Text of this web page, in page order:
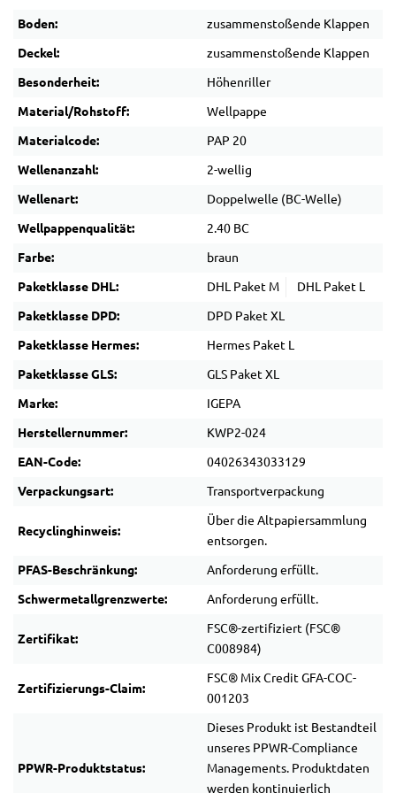
Boden: zusammenstoßende Klappen
Deckel: zusammenstoßende Klappen
Besonderheit: Höhenriller
Material/Rohstoff: Wellpappe
Materialcode: PAP 20
Wellenanzahl: 2-wellig
Wellenart: Doppelwelle (BC-Welle)
Wellpappenqualität: 2.40 BC
Farbe: braun
Paketklasse DHL: DHL Paket M DHL Paket L
Paketklasse DPD: DPD Paket XL
Paketklasse Hermes: Hermes Paket L
Paketklasse GLS: GLS Paket XL
Marke: IGEPA
Herstellernummer: KWP2-024
EAN-Code: 04026343033129
Verpackungsart: Transportverpackung
Recyclinghinweis:
Über die Altpapiersammlung
entsorgen.
PFAS-Beschränkung: Anforderung erfüllt.
Schwermetallgrenzwerte: Anforderung erfüllt.
Zertifikat:
FSC®-zertifiziert (FSC®
C008984)
Zertifizierungs-Claim:
FSC® Mix Credit GFA-COC-
001203
PPWR-Produktstatus:
Dieses Produkt ist Bestandteil
unseres PPWR-Compliance
Managements. Produktdaten
werden kontinuierlich